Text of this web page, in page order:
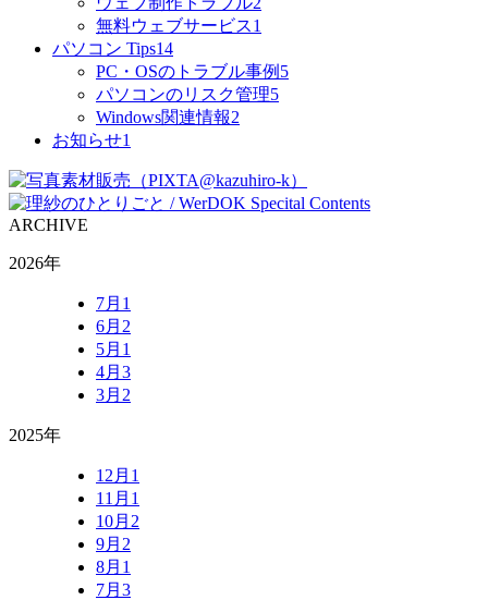
無料ウェブサービス1
パソコン Tips14
PC・OSのトラブル事例 5
パソコンのリスク管理5
Windows関連情報2
お知らせ1
ARCHIVE
2026年
7月 1
6月 2
5月 1
4月 3
3月 2
2025年
12月 1
11月 1
10月 2
9月 2
8月 1
7月 3